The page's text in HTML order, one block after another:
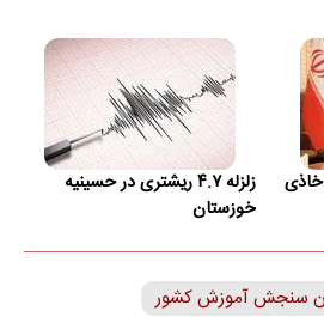
زلزله ۴.۷ ریشتری در حسینیه
خوزستان
سنجش آموزش کشور